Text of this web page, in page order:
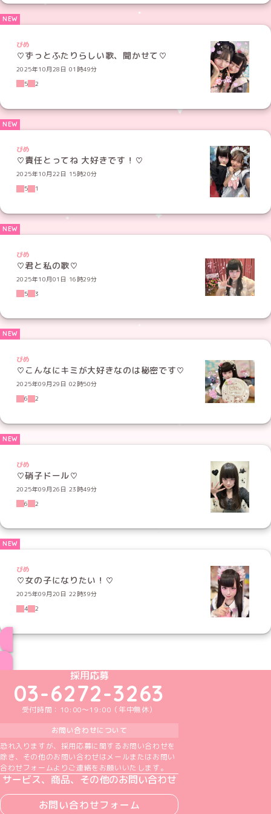
ぴめ
♡ずっとふたりらしい歌、聞かせて♡
2025年10月28日 01時49分
5
2
ぴめ
♡責任とってね 大好きです！♡
2025年10月22日 15時20分
5
1
ぴめ
♡君と私の歌♡
2025年10月01日 16時29分
5
3
ぴめ
♡こんなにキミが大好きなのは秘密です♡
2025年09月29日 02時50分
6
2
ぴめ
♡硝子ドール♡
2025年09月26日 23時49分
6
2
ぴめ
♡女の子になりたい！♡
2025年09月20日 22時39分
4
2
めいどりーみんTikTok公式アカウント
めいどりーみんX公式アカウント
めいどりーみんInstagram公式アカウント
めいどりーみんFacebook公式アカウン
めいどりーみんYouTube公式アカ
採用応募
03-6272-3263
受付時間：10:00～19:00（年中無休）
お問い合わせについて
恐れ入りますが、採用応募に関するお問い合わせを
除き、その他のお問い合わせはメールまたはお問い
合わせフォームよりご連絡をお願いいたします。
サービス、商品、その他のお問い合わせ
お問い合わせフォーム